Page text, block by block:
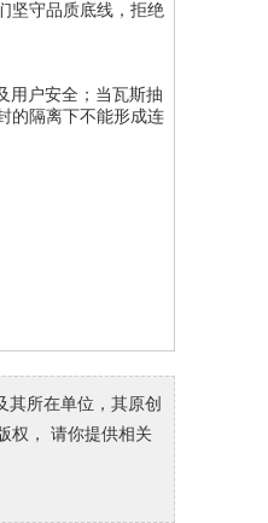
坚守品质底线，拒绝
用户安全；当瓦斯抽
的隔离下不能形成连
其所在单位，其原创
权， 请你提供相关